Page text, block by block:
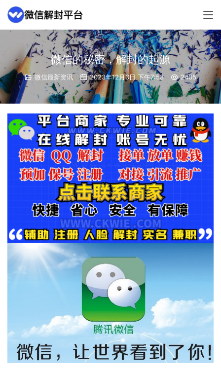
微信的秘密，解封的起源
微信最新资讯 2023年12月3日 下午7:58 2405